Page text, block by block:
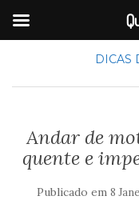
DICAS
Andar de
quente e
Publicado em 8